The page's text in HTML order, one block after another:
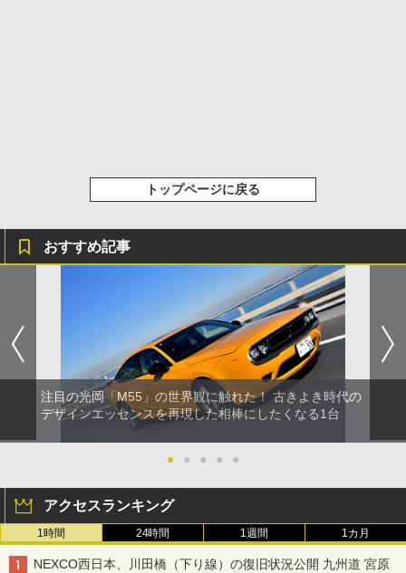
トップページに戻る
おすすめ記事
注目の光岡「M55」の世界観に触れた！ 古きよき時代の
デザインエッセンスを再現した相棒にしたくなる1台
● ● ● ● ●
アクセスランキング
1時間 24時間 1週間 1カ月
NEXCO西日本、川田橋（下り線）の復旧状況公開 九州道 宮原